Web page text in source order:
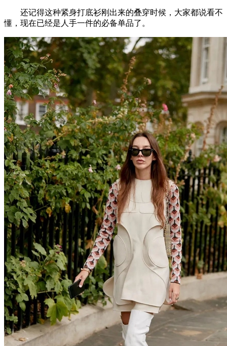
还记得这种紧身打底衫刚出来的叠穿时候，大家都说看不
懂，现在已经是人手一件的必备单品了。